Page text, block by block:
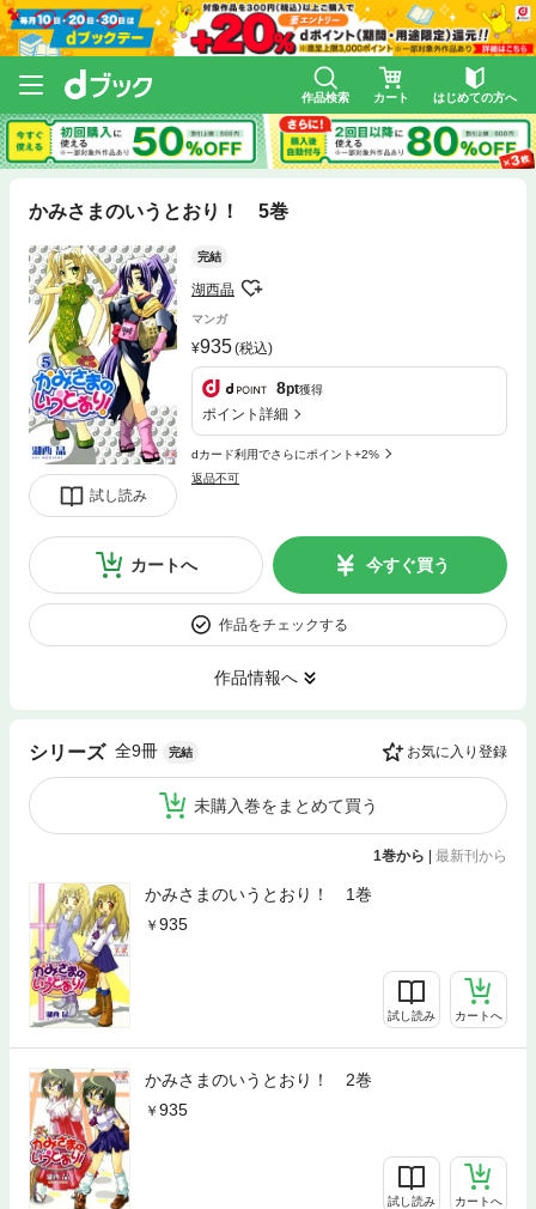
作品検索 カート はじめての方へ
かみさまのいうとおり！ 5巻
試し読み
完結
湖西晶
マンガ
935(税込)
8pt獲得
ポイント詳細
dカード利用でさらにポイント+2%
返品不可
カートへ 今すぐ買う
作品をチェックする
作品情報へ
シリーズ 全9冊 完結 お気に入り登録
未購入巻をまとめて買う
1巻から | 最新刊から
かみさまのいうとおり！ 1巻
935
試し読み カートへ
かみさまのいうとおり！ 2巻
935
試し読み カートへ